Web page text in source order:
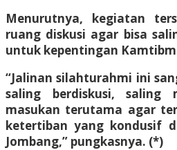
Menurutnya, kegiatan
ruang diskusi agar bisa
untuk kepentingan
“Jalinan silahturahmi ini
saling berdiskusi, saling
masukan terutama agar
ketertiban yang kondusif
Jombang,” pungkasnya. (*)